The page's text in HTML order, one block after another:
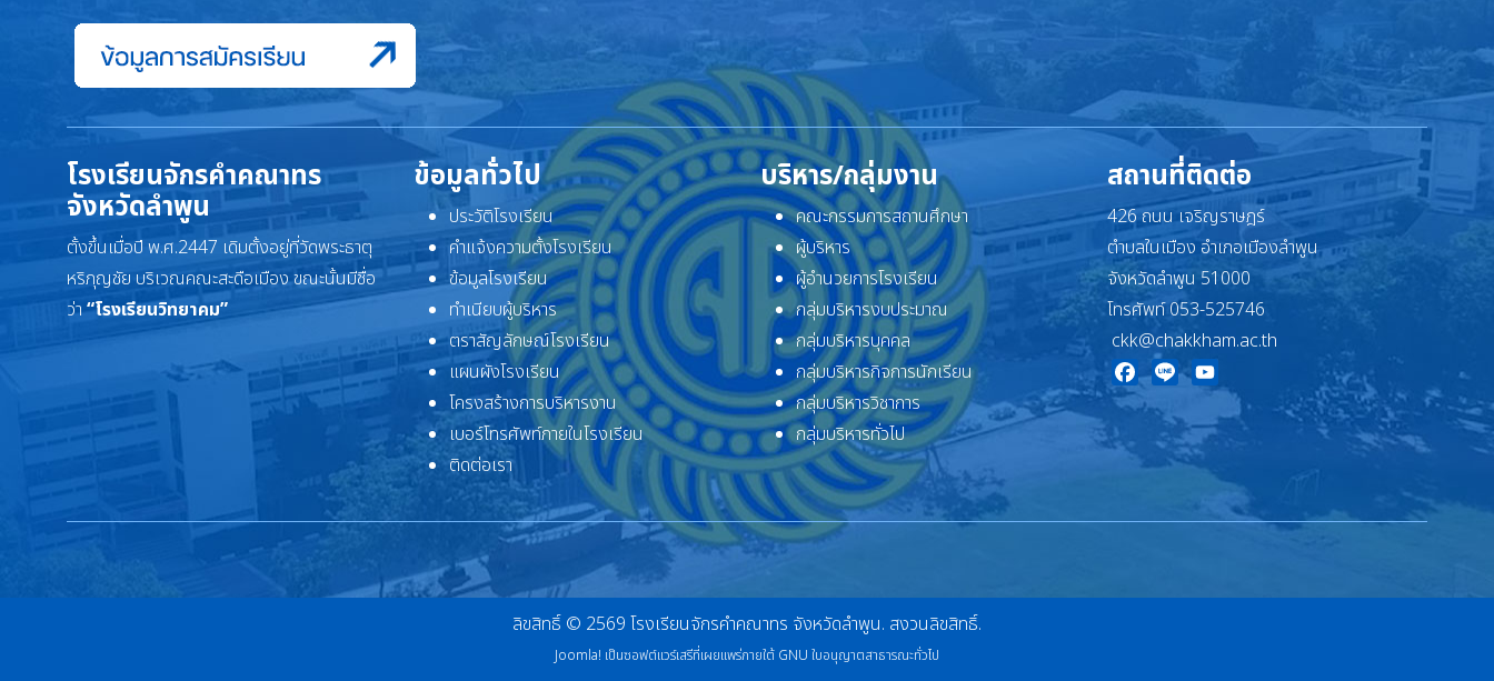
โรงเรียนจักรคำคณาทร
จังหวัดลำพูน
ตั้งขึ้นเมื่อปี พ.ศ.2447 เดิมตั้งอยู่ที่วัดพระธาตุ
หริภุญชัย บริเวณคณะสะดือเมือง ขณะนั้นมีชื่อ
ว่า“โรงเรียนวิทยาคม”
ข้อมูลทั่วไป
ประวัติโรงเรียน
คำแจ้งความตั้งโรงเรียน
ข้อมูลโรงเรียน
ทำเนียบผู้บริหาร
ตราสัญลักษณ์โรงเรียน
แผนผังโรงเรียน
โครงสร้างการบริหารงาน
เบอร์โทรศัพท์ภายในโรงเรียน
ติดต่อเรา
บริหาร/กลุ่มงาน
คณะกรรมการสถานศึกษา
ผู้บริหาร
ผู้อำนวยการโรงเรียน
กลุ่มบริหารงบประมาณ
กลุ่มบริหารบุคคล
กลุ่มบริหารกิจการนักเรียน
กลุ่มบริหารวิชาการ
กลุ่มบริหารทั่วไป
สถานที่ติดต่อ
426 ถนน เจริญราษฎร์
ตำบลในเมือง อำเภอเมืองลำพูน
จังหวัดลำพูน 51000
โทรศัพท์ 053-525746
ckk@chakkham.ac.th
Facebook YouTube
ลิขสิทธิ์ © 2569 โรงเรียนจักรคำคณาทร จังหวัดลำพูน. สงวนลิขสิทธิ์.
Joomla! เป็นซอฟต์แวร์เสรีที่เผยแพร่ภายใต้ GNU ใบอนุญาตสาธารณะทั่วไป